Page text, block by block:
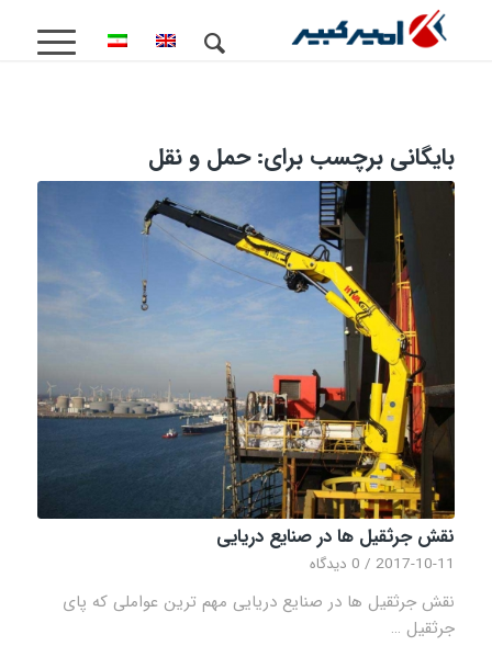
بایگانی برچسب برای:حمل و نقل
نقش جرثقیل ها در صنایع دریایی
2017-10-11
/ 0 دیدگاه
نقش جرثقیل ها در صنایع دریایی مهم ترین عواملی که پای
جرثقیل …